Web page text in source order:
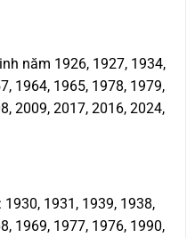
năm 1926, 1927, 1934,
1964, 1965, 1978, 1979,
2009, 2017, 2016, 2024,
1931, 1939, 1938,
1969, 1977, 1976, 1990,